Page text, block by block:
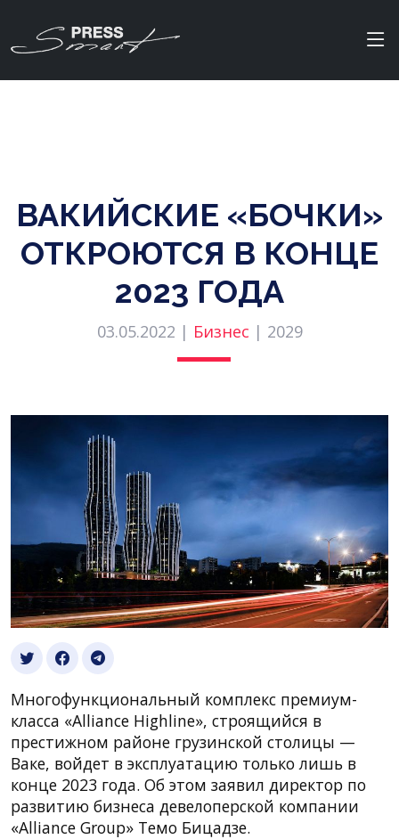
ВАКИЙСКИЕ «БОЧКИ»
ОТКРОЮТСЯ В КОНЦЕ
2023 ГОДА
03.05.2022 | Бизнес | 2029
Многофункциональный комплекс премиум-
класса «Alliance Highline», строящийся в
престижном районе грузинской столицы —
Ваке, войдет в эксплуатацию только лишь в
конце 2023 года. Об этом заявил директор по
развитию бизнеса девелоперской компании
«Alliance Group» Темо Бицадзе.